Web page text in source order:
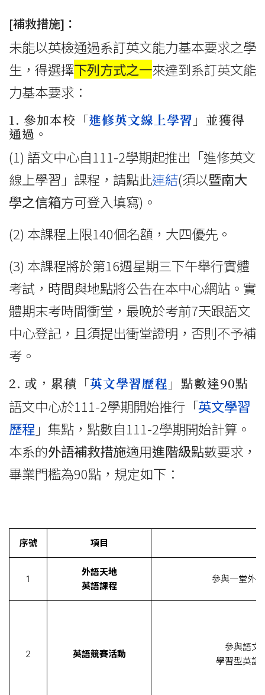
[補救措施]：
未能以英檢通過系訂英文能力基本要求之學
生，得選擇下列方式之一來達到系訂英文能
力基本要求：
1. 參加本校「進修英文線上學習 」並獲得
通過。
(1) 語文中心自111-2學期起推出「進修英文
線上學習」課程，請點此連結(須以暨南大
學之信箱方可登入填寫)。
(2) 本課程上限140個名額，大四優先。
(3) 本課程將於第16週星期三下午舉行實體
考試，時間與地點將公告在本中心網站。實
體期末考時間衝堂，最晚於考前7天跟語文
中心登記，且須提出衝堂證明，否則不予補
考。
2. 或，累積「英文學習歷程 」點數達90點
語文中心於111-2學期開始推行「英文學習
歷程 」集點，點數自111-2學期開始計算。
本系的外語補救措施適用進階級點數要求，
畢業門檻為90點，規定如下：
序號 項目
1
外語天地
英語課程
參與一堂外
2 英語競賽活動
參與語文
學習型英語